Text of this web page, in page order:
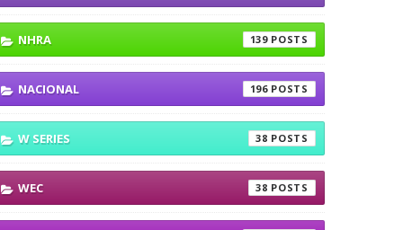
NHRA 139
NACIONAL 196
W SERIES 38
WEC 38